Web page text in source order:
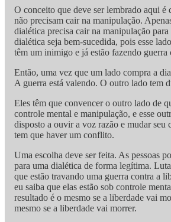
O conceito que deve ser lembrado aqui é
não precisam cair na manipulação.
dialética precisa cair na manipulação
dialética seja bem-sucedida, pois esse
têm um inimigo e já estão fazendo guerra
Então, uma vez que um lado compra a
A guerra está valendo. O outro lado tem
Eles têm que convencer o outro lado de
controle mental e manipulação, e esse
disposto a ouvir a voz razão e mudar seu
tem que haver um conflito.
Uma escolha deve ser feita. As pessoas
para uma dialética de forma legítima.
que estão travando uma guerra contra a
eu saiba que elas estão sob controle
resultado é o mesmo se a liberdade vai
mesmo se a liberdade vai morrer.